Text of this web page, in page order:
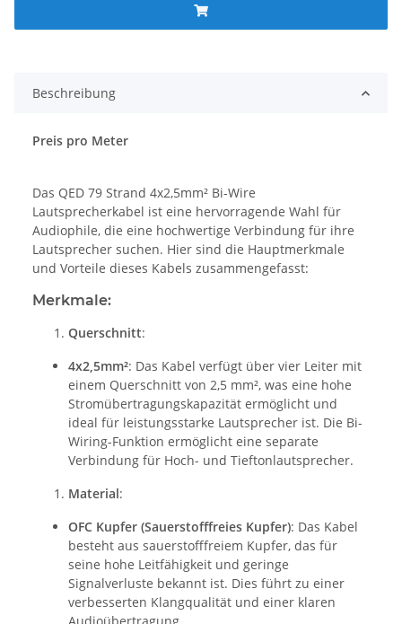
Beschreibung
Preis pro Meter
Das QED 79 Strand 4x2,5mm² Bi-Wire
Lautsprecherkabel ist eine hervorragende Wahl für
Audiophile, die eine hochwertige Verbindung für ihre
Lautsprecher suchen. Hier sind die Hauptmerkmale
und Vorteile dieses Kabels zusammengefasst:
Merkmale:
Querschnitt:
4x2,5mm²: Das Kabel verfügt über vier Leiter mit
einem Querschnitt von 2,5 mm², was eine hohe
Stromübertragungskapazität ermöglicht und
ideal für leistungsstarke Lautsprecher ist. Die Bi-
Wiring-Funktion ermöglicht eine separate
Verbindung für Hoch- und Tieftonlautsprecher.
Material:
OFC Kupfer (Sauerstofffreies Kupfer): Das Kabel
besteht aus sauerstofffreiem Kupfer, das für
seine hohe Leitfähigkeit und geringe
Signalverluste bekannt ist. Dies führt zu einer
verbesserten Klangqualität und einer klaren